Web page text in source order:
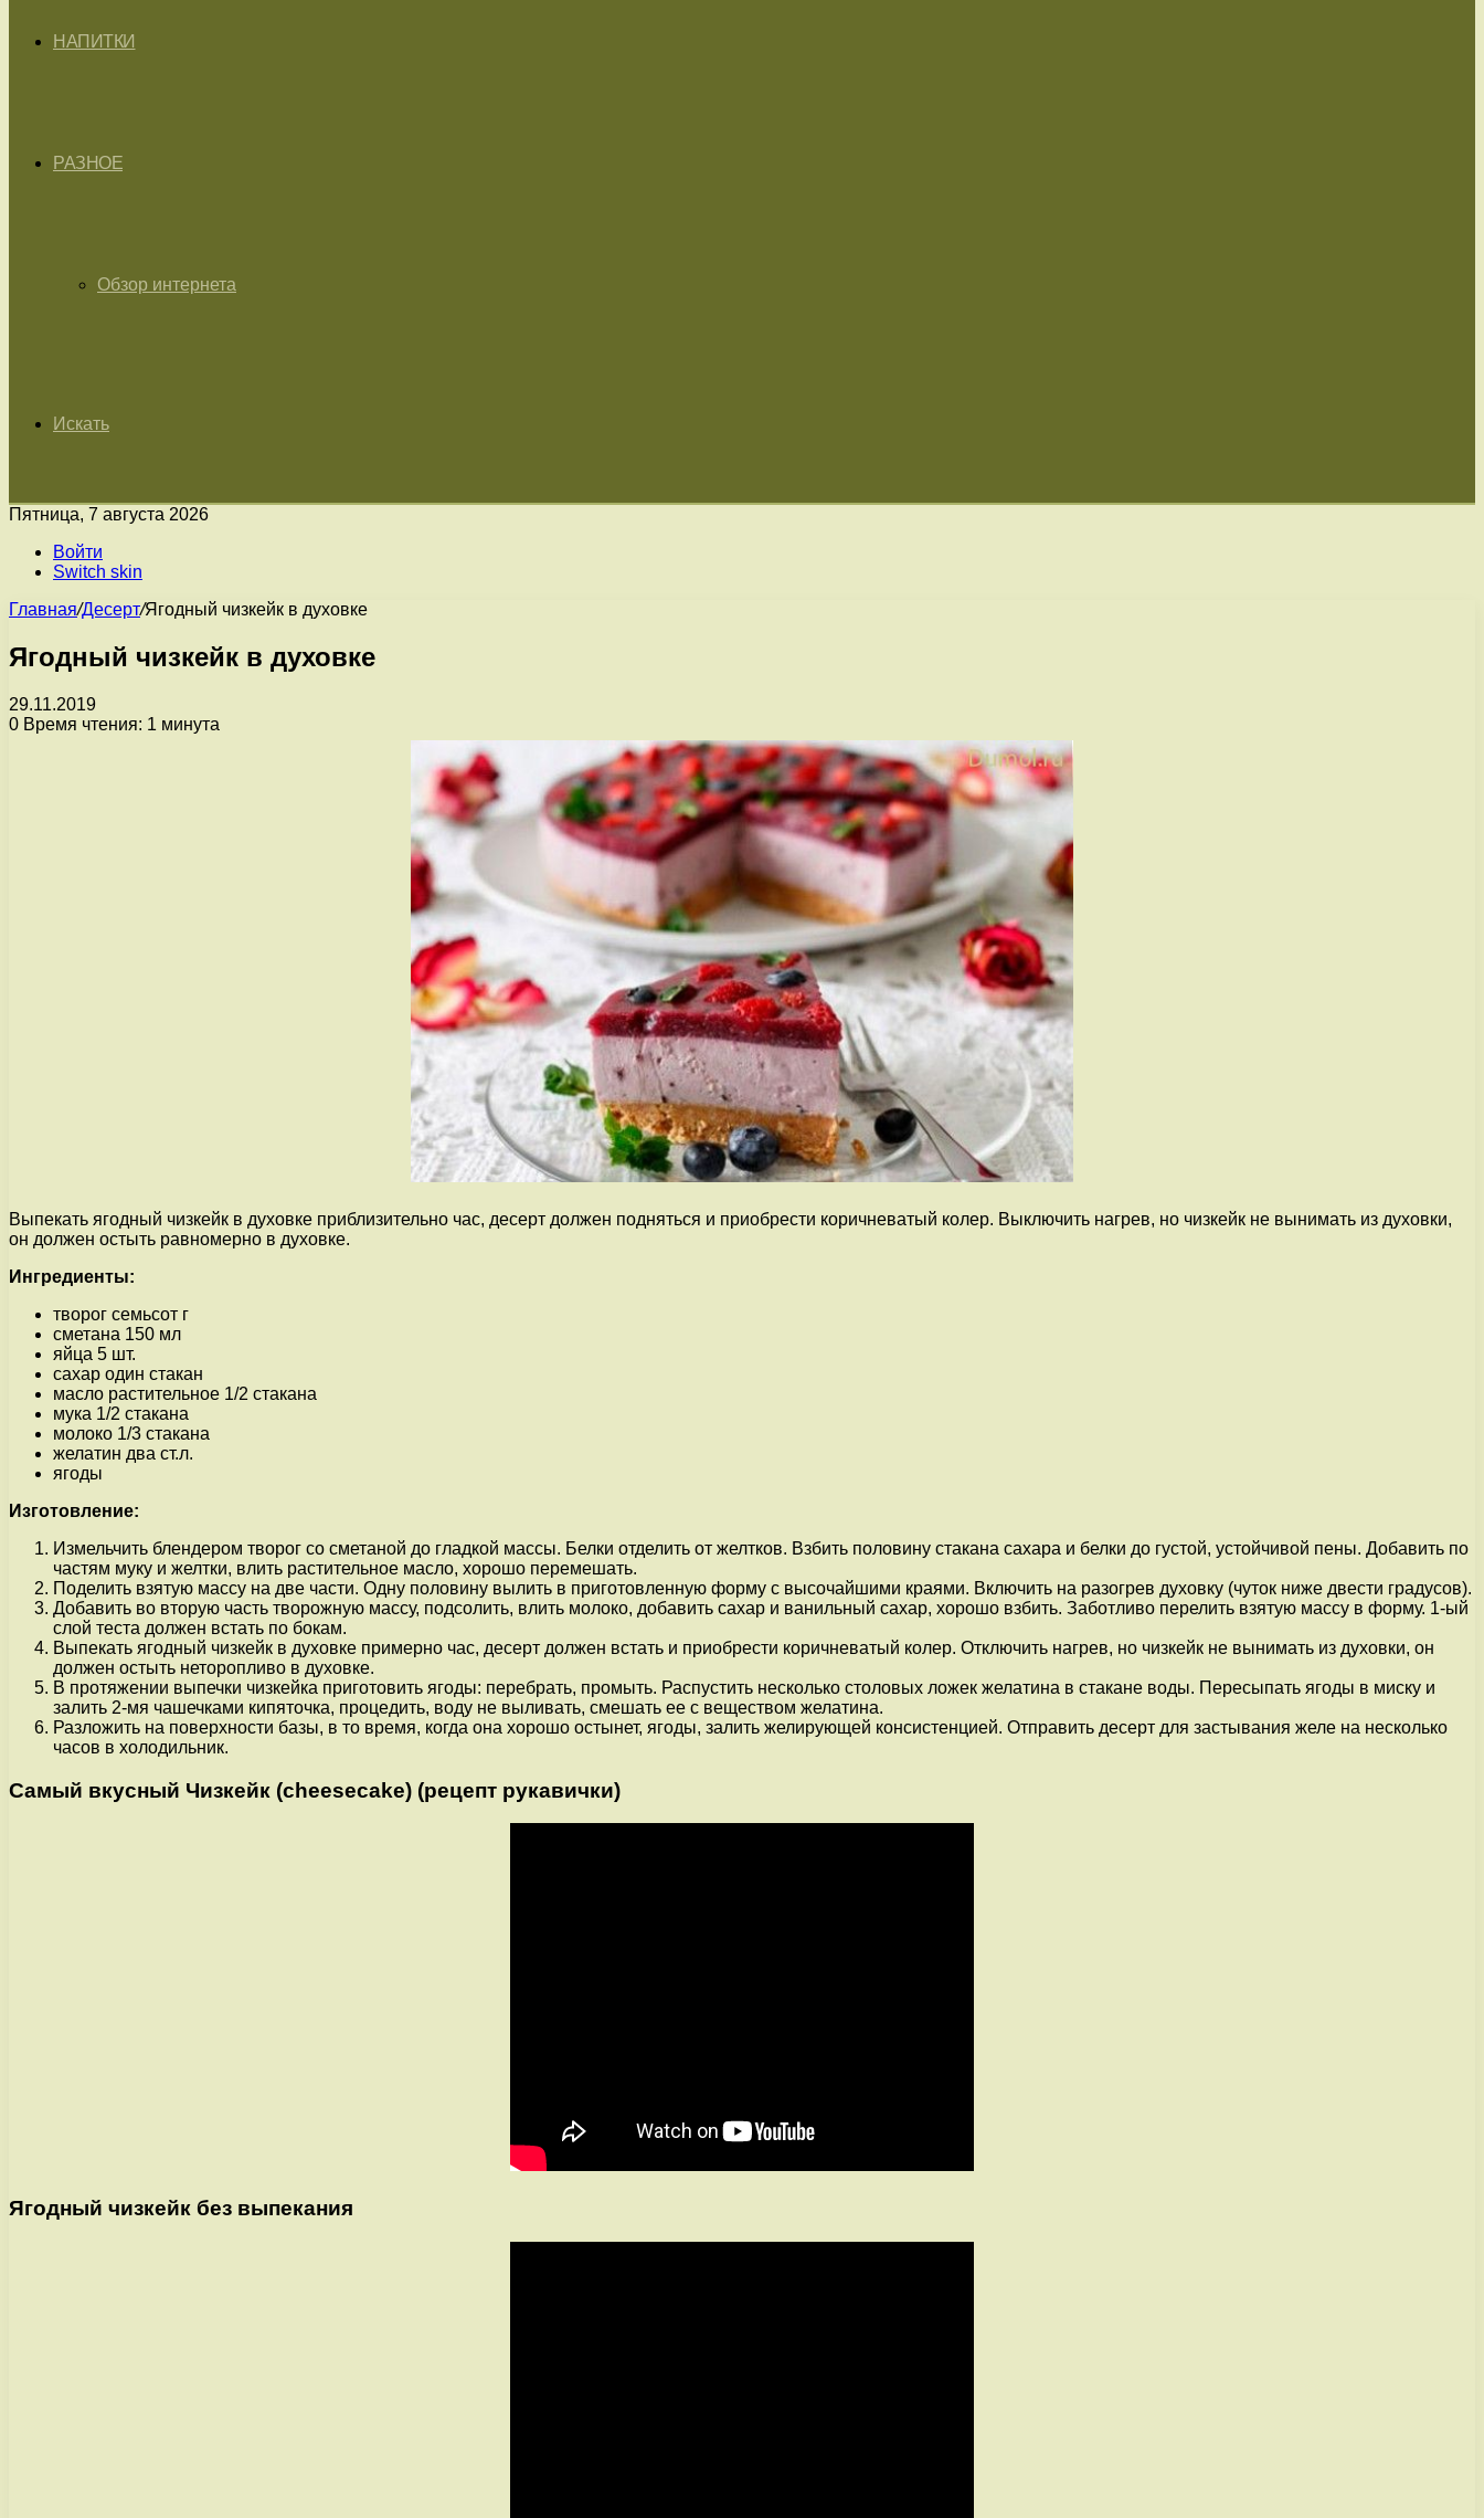
НАПИТКИ
РАЗНОЕ
Обзор интернета
Искать
Пятница, 7 августа 2026
Войти
Switch skin
Главная/Десерт/Ягодный чизкейк в духовке
Ягодный чизкейк в духовке
29.11.2019
0 Время чтения: 1 минута
Выпекать ягодный чизкейк в духовке приблизительно час, десерт должен подняться и приобрести коричневатый колер. Выключить нагрев, но чизкейк не вынимать из духовки,
он должен остыть равномерно в духовке.
Ингредиенты:
творог семьсот г
сметана 150 мл
яйца 5 шт.
сахар один стакан
масло растительное 1/2 стакана
мука 1/2 стакана
молоко 1/3 стакана
желатин два ст.л.
ягоды
Изготовление:
Измельчить блендером творог со сметаной до гладкой массы. Белки отделить от желтков. Взбить половину стакана сахара и белки до густой, устойчивой пены. Добавить по
частям муку и желтки, влить растительное масло, хорошо перемешать.
Поделить взятую массу на две части. Одну половину вылить в приготовленную форму с высочайшими краями. Включить на разогрев духовку (чуток ниже двести градусов).
Добавить во вторую часть творожную массу, подсолить, влить молоко, добавить сахар и ванильный сахар, хорошо взбить. Заботливо перелить взятую массу в форму. 1-ый
слой теста должен встать по бокам.
Выпекать ягодный чизкейк в духовке примерно час, десерт должен встать и приобрести коричневатый колер. Отключить нагрев, но чизкейк не вынимать из духовки, он
должен остыть неторопливо в духовке.
В протяжении выпечки чизкейка приготовить ягоды: перебрать, промыть. Распустить несколько столовых ложек желатина в стакане воды. Пересыпать ягоды в миску и
залить 2-мя чашечками кипяточка, процедить, воду не выливать, смешать ее с веществом желатина.
Разложить на поверхности базы, в то время, когда она хорошо остынет, ягоды, залить желирующей консистенцией. Отправить десерт для застывания желе на несколько
часов в холодильник.
Самый вкусный Чизкейк (cheesecake) (рецепт рукавички)
Ягодный чизкейк без выпекания